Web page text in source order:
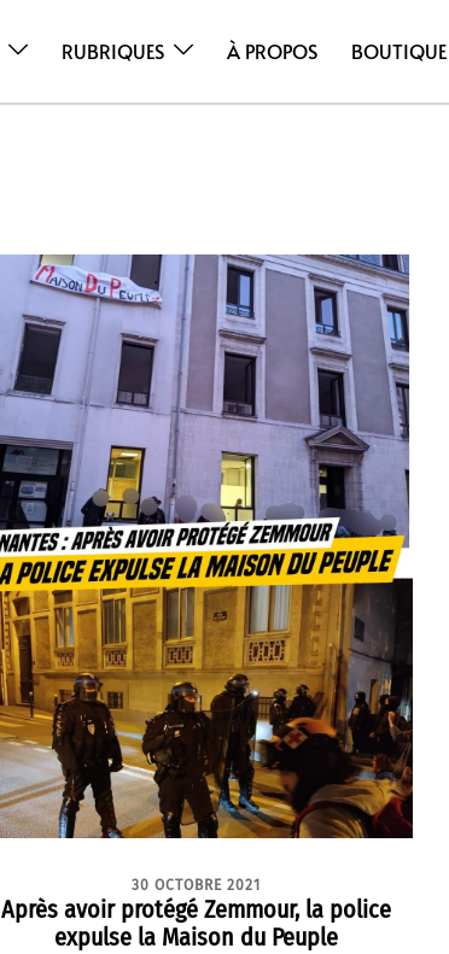
RUBRIQUES À PROPOS BOUTIQUE
30 OCTOBRE 2021
Après avoir protégé Zemmour, la police
expulse la Maison du Peuple